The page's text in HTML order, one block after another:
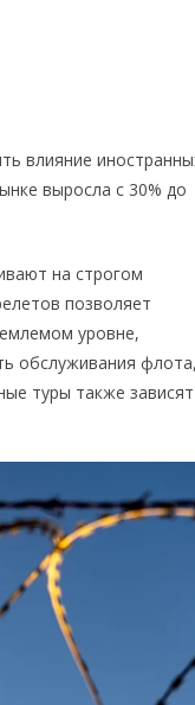
влияние
выросла с 30% до
на строгом
позволяет
уровне,
обслуживания флота,
туры также зависят